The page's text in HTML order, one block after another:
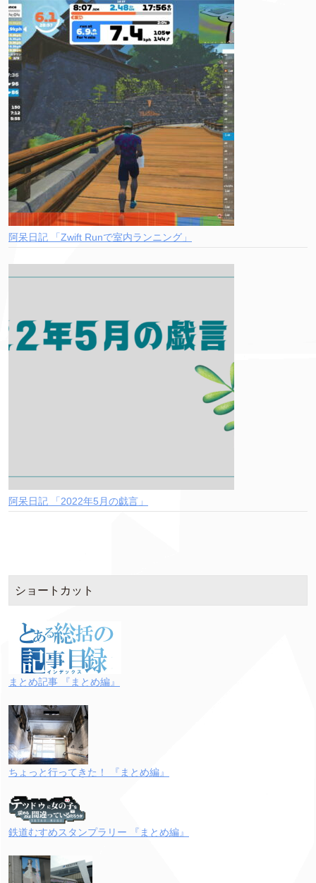
阿呆日記 「Zwift Runで室内ランニング」
阿呆日記 「2022年5月の戯言」
ショートカット
まとめ記事 『まとめ編』
ちょっと行ってきた！ 『まとめ編』
鉄道むすめスタンプラリー 『まとめ編』